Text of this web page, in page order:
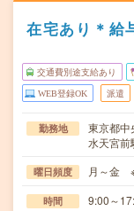
在宅あり＊給
交通費別途支給あり
WEB登録OK 派遣
勤務地
東京都中
水天宮前
曜日頻度 月～金
時間 9:00～